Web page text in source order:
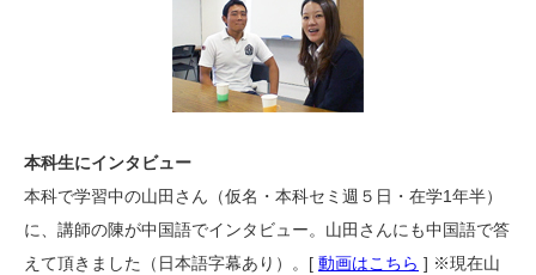
本科生にインタビュー
本科で学習中の山田さん（仮名・本科セミ週５日・在学1年半）
に、講師の陳が中国語でインタビュー。山田さんにも中国語で答
えて頂きました（日本語字幕あり）。[ 動画はこちら ] ※現在山